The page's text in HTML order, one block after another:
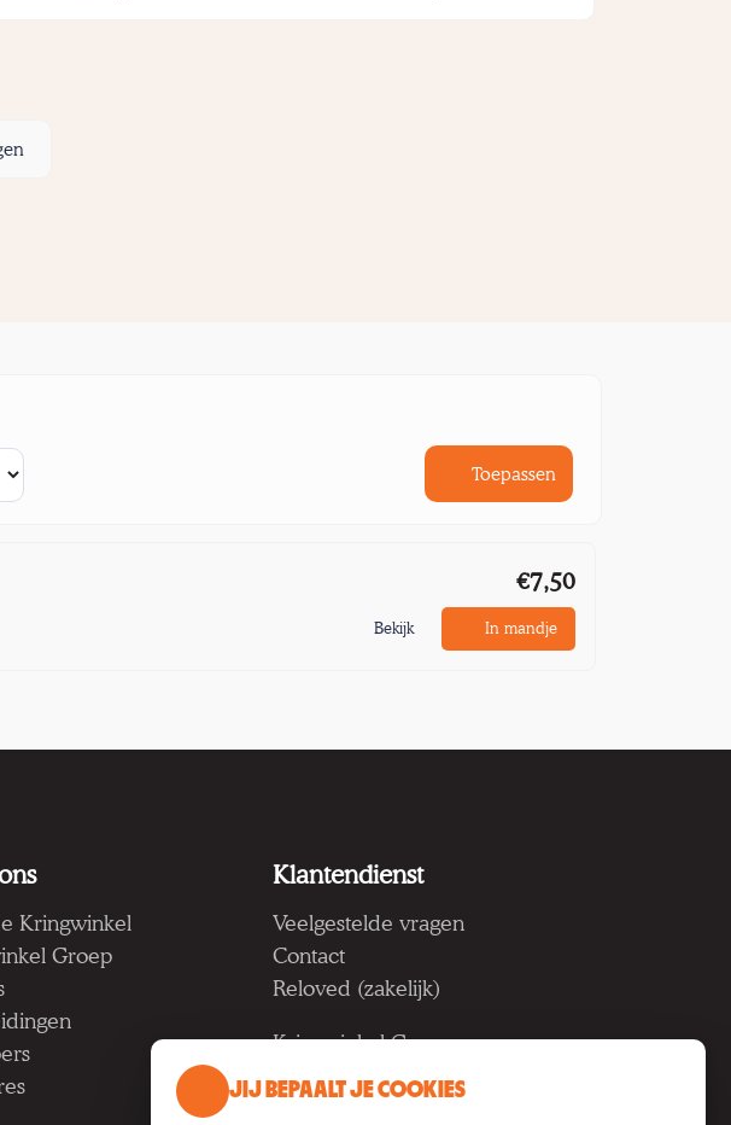
Toepassen
€7,50
Bekijk In mandje
Kringwinkel
Groep
Klantendienst
Veelgestelde vragen
Contact
Reloved (zakelijk)
Kringwinkel Groep vzw
Koning Albertlaan 124, 9000
JIJ BEPAALT JE COOKIES